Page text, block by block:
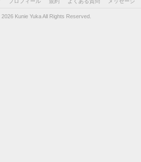
Kunie Yuka All Rights Reserved.